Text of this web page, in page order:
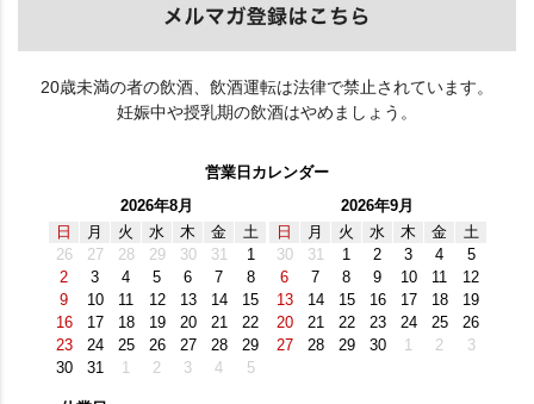
20歳未満の者の飲酒、飲酒運転は法律で禁止されています。
妊娠中や授乳期の飲酒はやめましょう。
営業日カレンダー
2026年8月
日
月 火 水 木 金
土
26
27 28 29 30 31
1
2
3 4 5 6 7
8
9
10 11 12 13 14
15
16
17 18 19 20 21
22
23
24 25 26 27 28
29
30
31 1 2 3 4 5
2026年9月
日
月 火 水 木 金
土
30
31 1 2 3 4
5
6
7 8 9 10 11
12
13
14 15 16 17 18
19
20
21 22 23 24 25
26
27
28 29 30 1 2 3